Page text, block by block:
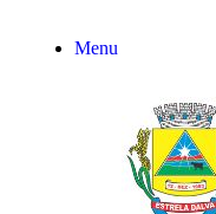
Menu